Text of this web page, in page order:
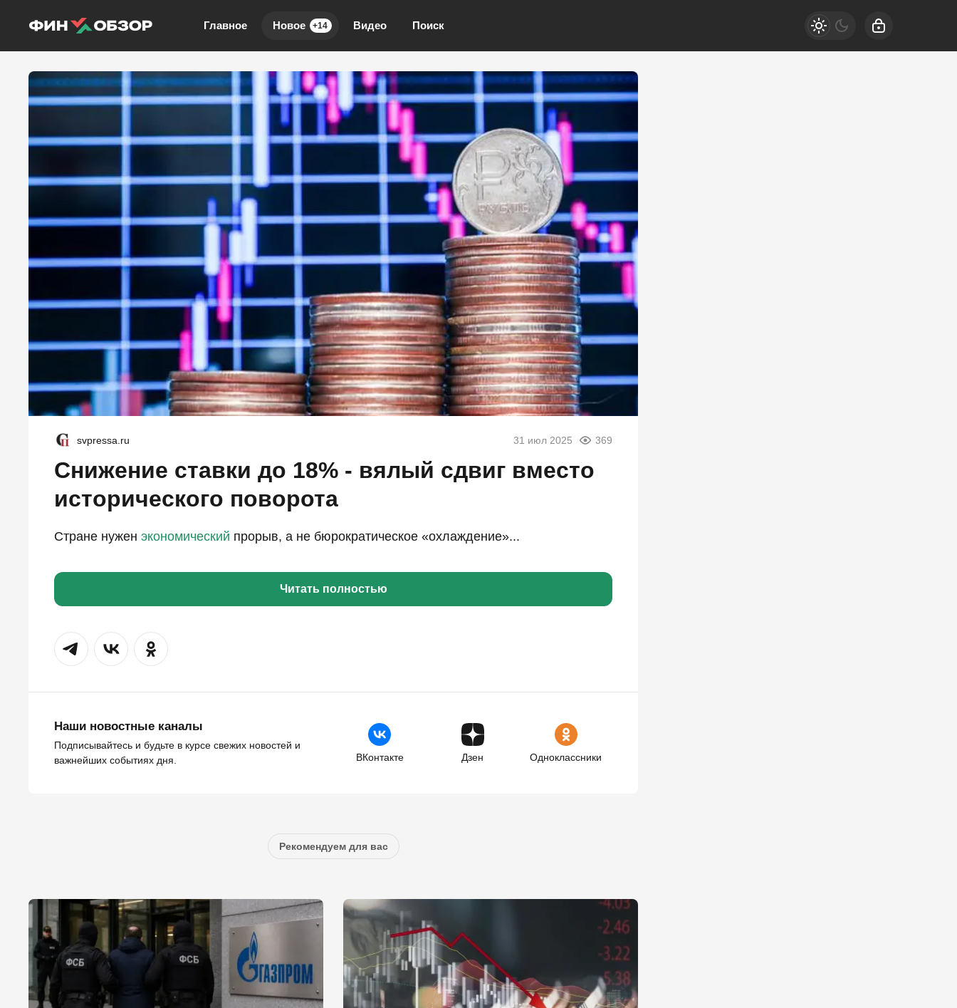
Главное Новое +14 Видео Поиск
svpressa.ru 31 июл 2025 369
Снижение ставки до 18% - вялый сдвиг вместо
исторического поворота
Стране нужен экономический прорыв, а не бюрократическое «охлаждение»...
Читать полностью
Наши новостные каналы
Подписывайтесь и будьте в курсе свежих новостей и
важнейших событиях дня.
ВКонтакте Дзен Одноклассники
Рекомендуем для вас